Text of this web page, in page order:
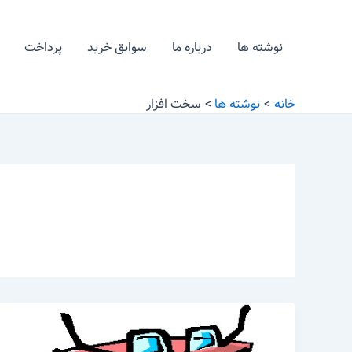
نوشته ها درباره ما سوابق خرید پرداخت
خانه نوشته ها سخت افزار